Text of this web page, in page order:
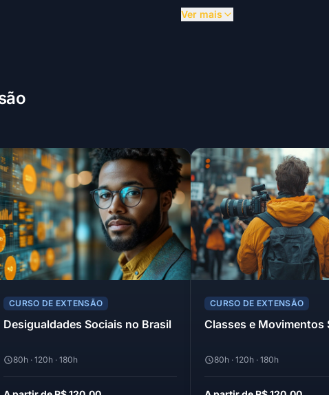
Ver mais
CURSO DE EXTENSÃO
Desigualdades Sociais no Brasil
80h · 120h · 180h
CURSO DE EXTENSÃO
Classes e Movimentos
80h · 120h · 180h